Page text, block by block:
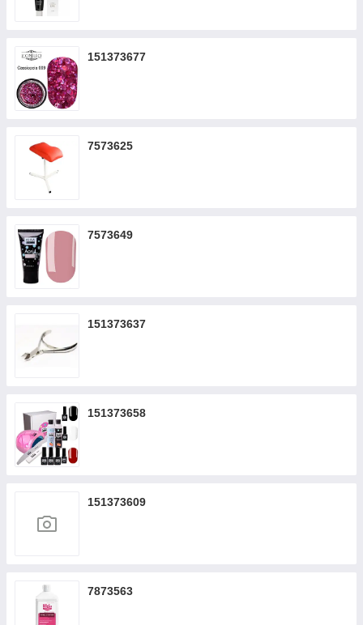
151373677
7573625
7573649
151373637
151373658
151373609
7873563